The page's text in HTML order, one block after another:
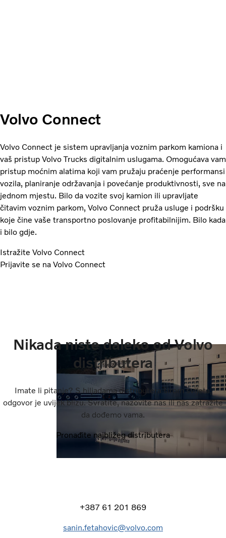
Volvo Connect
Volvo Connect je sistem upravljanja voznim parkom kamiona i
vaš pristup Volvo Trucks digitalnim uslugama. Omogućava vam
pristup moćnim alatima koji vam pružaju praćenje performansi
vozila, planiranje održavanja i povećanje produktivnosti, sve na
jednom mjestu. Bilo da vozite svoj kamion ili upravljate
čitavim voznim parkom, Volvo Connect pruža usluge i podršku
koje čine vaše transportno poslovanje profitabilnijim. Bilo kada
i bilo gdje.
Istražite Volvo Connect
Prijavite se na Volvo Connect
Nikada niste daleko od Volvo
distributera
Imate li pitanje? S hiljadama distributera širom svijeta,
odgovor je uvijek blizu. Svratite, nazovite nas ili nas zatražite
da dođemo vama.
Pronađite najbližeg distributera
+387 61 201 869
sanin.fetahovic@volvo.com